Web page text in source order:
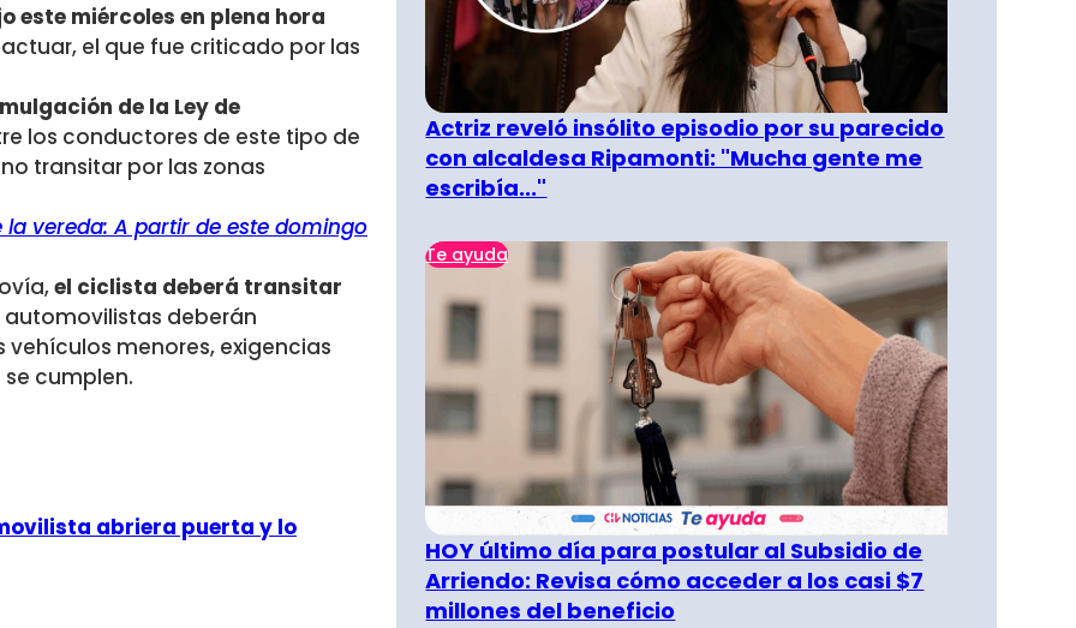
este miércoles en plena hora
el que fue criticado por las
de la Ley de
los conductores de este tipo de
transitar por las zonas
vereda: A partir de este domingo
el ciclista deberá transitar
automovilistas deberán
menores, exigencias
cumplen.
abriera puerta y lo
Actriz reveló insólito episodio por su parecido
con alcaldesa Ripamonti: "Mucha gente me
escribía..."
Te ayuda
HOY último día para postular al Subsidio de
Arriendo: Revisa cómo acceder a los casi $7
millones del beneficio